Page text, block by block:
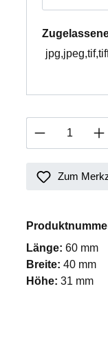
Produkt
Zum
Länge: 60 mm
Breite: 40 mm
Höhe: 31 mm